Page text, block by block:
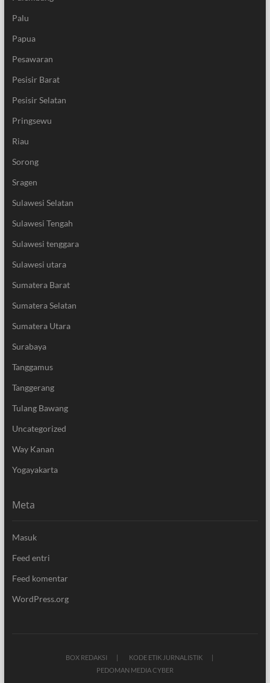
Palu
Papua
Pesawaran
Pesisir Barat
Pesisir Selatan
Pringsewu
Riau
Sorong
Sragen
Sulawesi Selatan
Sulawesi Tengah
Sulawesi tenggara
Sulawesi utara
Sumatera Barat
Sumatera Selatan
Sumatera Utara
Surabaya
Tanggamus
Tanggerang
Tulang Bawang
Uncategorized
Way Kanan
Yogayakarta
Meta
Masuk
Feed entri
Feed komentar
WordPress.org
BOX REDAKSI
KODE ETIK JURNALISTIK
PEDOMAN MEDIA CYBER